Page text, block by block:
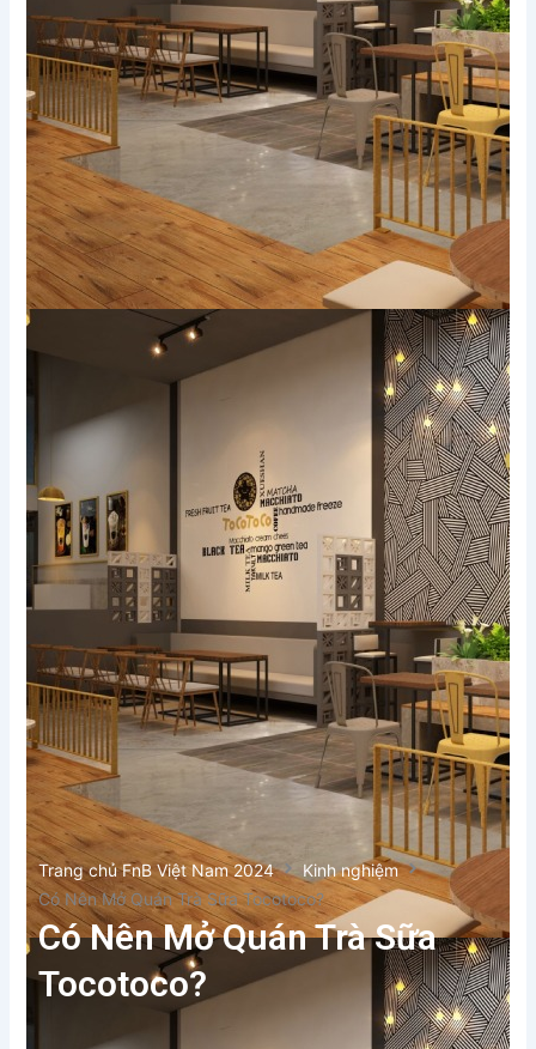
Xem thêm
Trang chủ FnB Việt Nam 2024
Kinh nghiệm
Có Nên Mở Quán Trà Sữa Tocotoco?
Có Nên Mở Quán Trà Sữa
Tocotoco?